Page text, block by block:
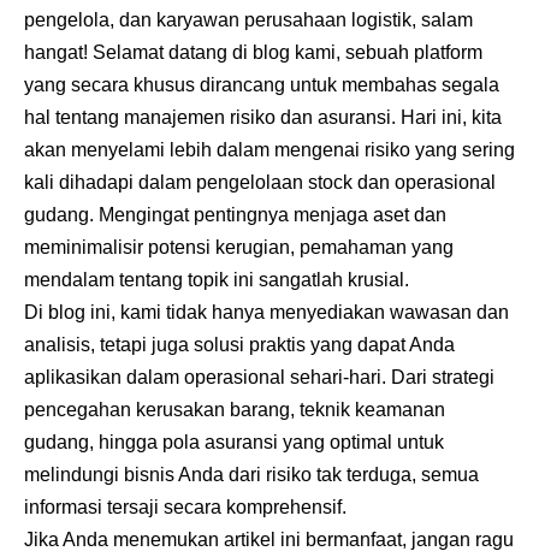
pengelola, dan karyawan perusahaan logistik, salam
hangat! Selamat datang di blog kami, sebuah platform
yang secara khusus dirancang untuk membahas segala
hal tentang manajemen risiko dan asuransi. Hari ini, kita
akan menyelami lebih dalam mengenai risiko yang sering
kali dihadapi dalam pengelolaan stock dan operasional
gudang. Mengingat pentingnya menjaga aset dan
meminimalisir potensi kerugian, pemahaman yang
mendalam tentang topik ini sangatlah krusial.
Di blog ini, kami tidak hanya menyediakan wawasan dan
analisis, tetapi juga solusi praktis yang dapat Anda
aplikasikan dalam operasional sehari-hari. Dari strategi
pencegahan kerusakan barang, teknik keamanan
gudang, hingga pola asuransi yang optimal untuk
melindungi bisnis Anda dari risiko tak terduga, semua
informasi tersaji secara komprehensif.
Jika Anda menemukan artikel ini bermanfaat, jangan ragu